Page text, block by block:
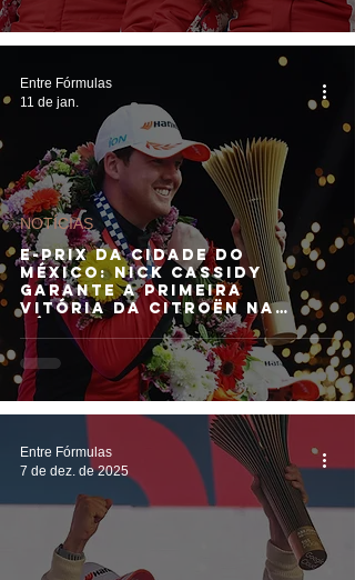
E-PRIX DA CIDADE DO
MÉXICO: Nick Cassidy
garante a primeira
vitória da Citroën na
Fórmula E
NOTÍCIAS
Entre Fórmulas
11 de jan.
Entre Fórmulas
7 de dez. de 2025